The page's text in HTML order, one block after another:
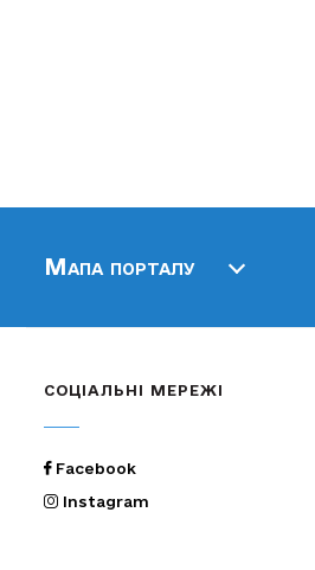
Мапа порталу
СОЦІАЛЬНІ МЕРЕЖІ
Facebook
Instagram